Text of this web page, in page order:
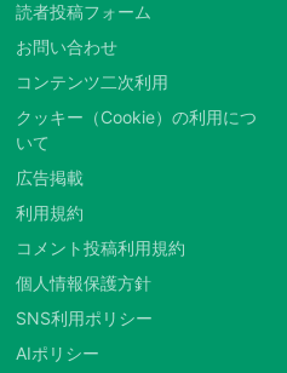
読者投稿フォーム
お問い合わせ
コンテンツ二次利用
クッキー（Cookie）の利用につ
いて
広告掲載
利用規約
コメント投稿利用規約
個人情報保護方針
SNS利用ポリシー
AIポリシー